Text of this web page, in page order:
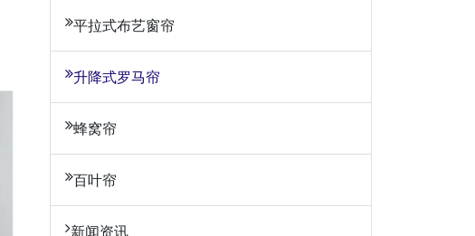
平拉式布艺窗帘
升降式罗马帘
蜂窝帘
百叶帘
新闻资讯